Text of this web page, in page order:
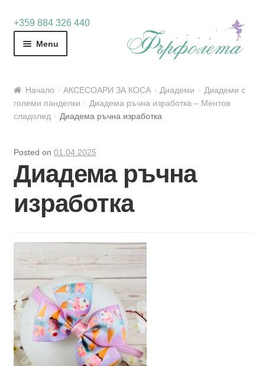
+359 884 326 440
Skip
Skip
Menu
Начало АКСЕСОАРИ ЗА КОСА Диадеми
Диадеми с
големи панделки
Диадема ръчна изработка – Ментов
сладолед
Диадема ръчна изработка
Posted on 01.04.2025
Диадема ръчна
изработка